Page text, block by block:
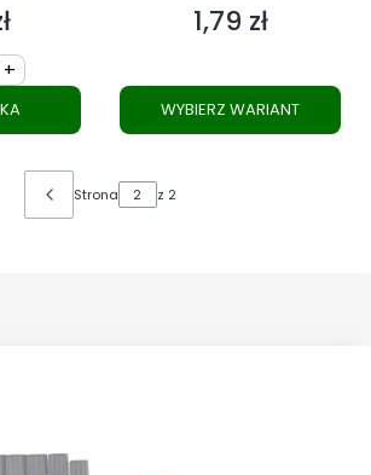
+
Cena
1,79 zł
WYBIERZ WARIANT
Strona z 2